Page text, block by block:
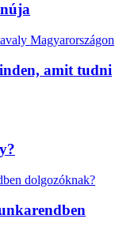
amit tudni